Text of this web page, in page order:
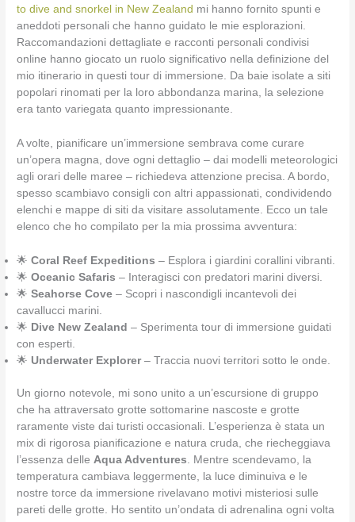
to dive and snorkel in New Zealand mi hanno fornito spunti e
aneddoti personali che hanno guidato le mie esplorazioni.
Raccomandazioni dettagliate e racconti personali condivisi
online hanno giocato un ruolo significativo nella definizione del
mio itinerario in questi tour di immersione. Da baie isolate a siti
popolari rinomati per la loro abbondanza marina, la selezione
era tanto variegata quanto impressionante.
A volte, pianificare un’immersione sembrava come curare
un’opera magna, dove ogni dettaglio – dai modelli meteorologici
agli orari delle maree – richiedeva attenzione precisa. A bordo,
spesso scambiavo consigli con altri appassionati, condividendo
elenchi e mappe di siti da visitare assolutamente. Ecco un tale
elenco che ho compilato per la mia prossima avventura:
🌟Coral Reef Expeditions – Esplora i giardini corallini vibranti.
🌟Oceanic Safaris – Interagisci con predatori marini diversi.
🌟Seahorse Cove – Scopri i nascondigli incantevoli dei
cavallucci marini.
🌟 Dive New Zealand – Sperimenta tour di immersione guidati
con esperti.
🌟 Underwater Explorer– Traccia nuovi territori sotto le onde.
Un giorno notevole, mi sono unito a un’escursione di gruppo
che ha attraversato grotte sottomarine nascoste e grotte
raramente viste dai turisti occasionali. L’esperienza è stata un
mix di rigorosa pianificazione e natura cruda, che riecheggiava
l’essenza delleAqua Adventures. Mentre scendevamo, la
temperatura cambiava leggermente, la luce diminuiva e le
nostre torce da immersione rivelavano motivi misteriosi sulle
pareti delle grotte. Ho sentito un’ondata di adrenalina ogni volta